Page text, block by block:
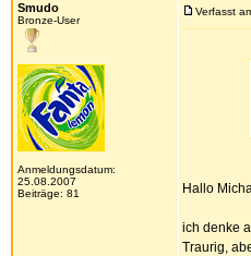
Smudo
Bronze-User
Anmeldungsdatum:
25.08.2007
Beiträge: 81
Verfasst
Hallo
ich denke
Traurig,